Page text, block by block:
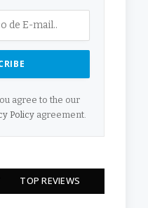
agree to the our
Policyagreement.
TOP REVIEWS